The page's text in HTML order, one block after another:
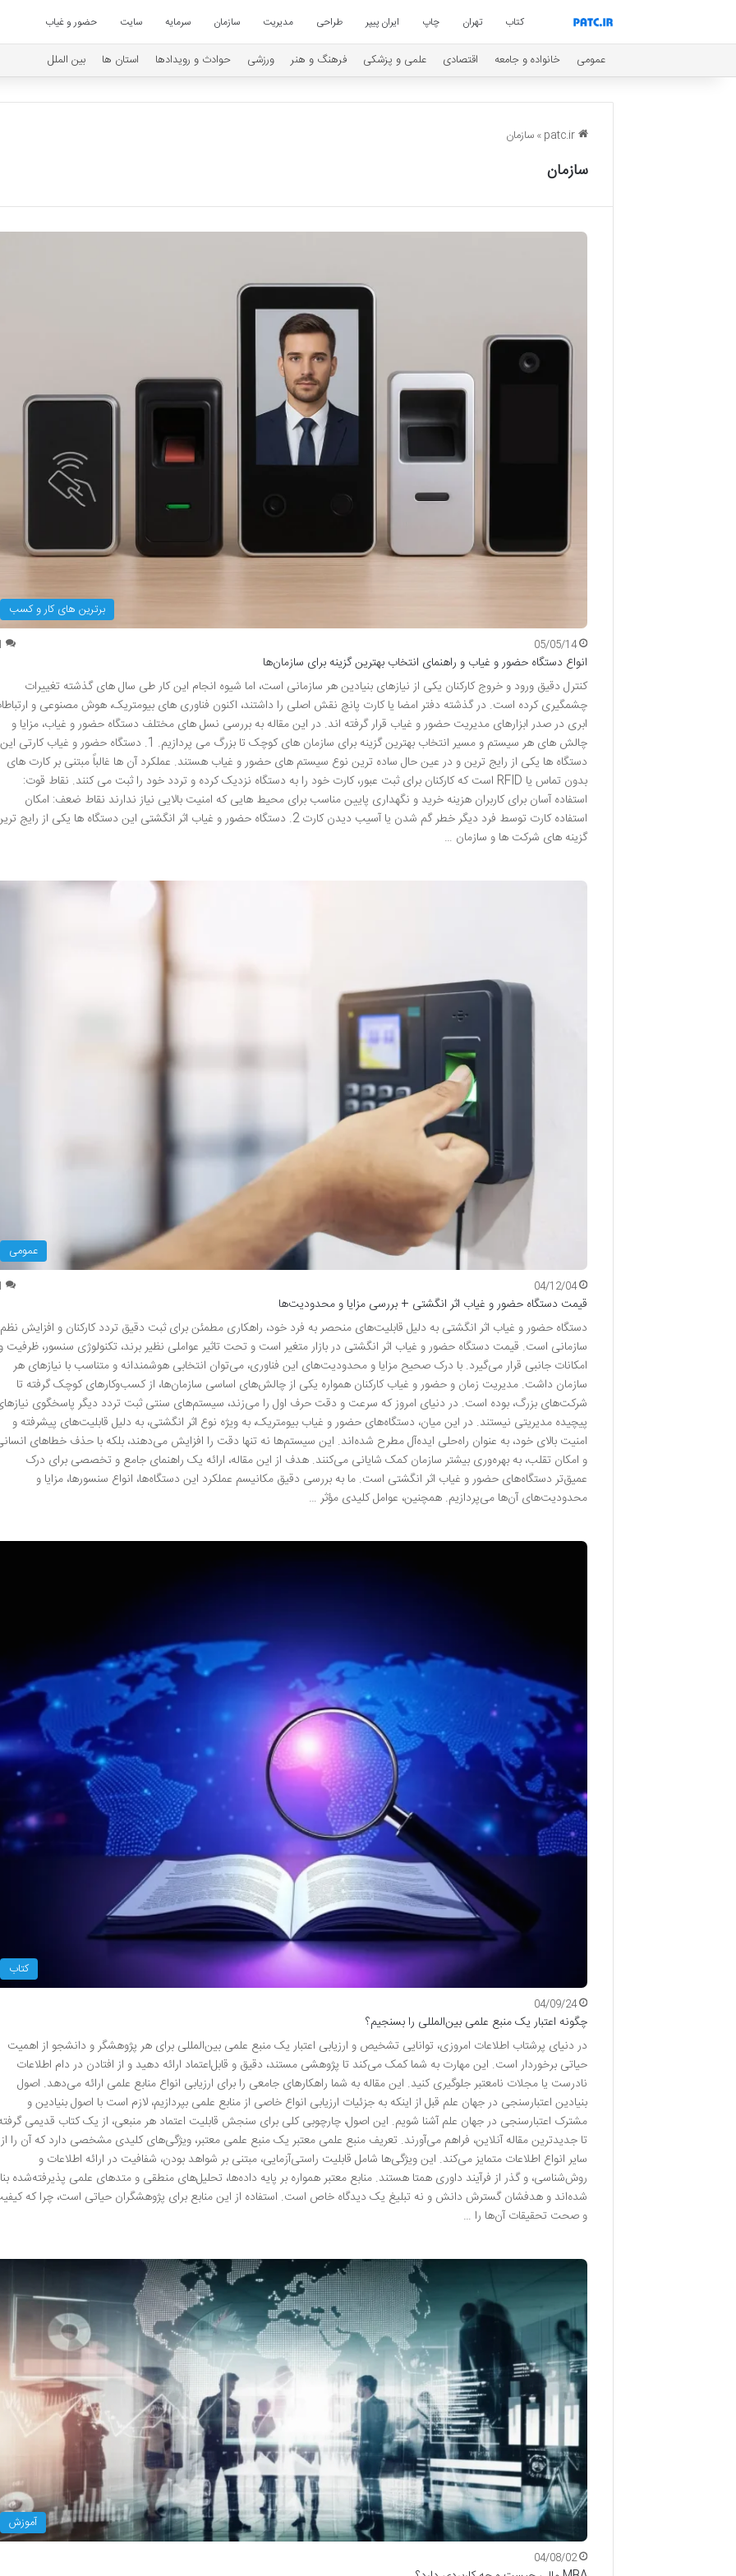
کتاب تهران چاپ ایران پیپر طراحی مدیریت سازمان سرمایه سایت حضور و غیاب
عمومی خانواده و جامعه اقتصادی علمی و پزشکی فرهنگ و هنر ورزشی حوادث و رویدادها استان ها بین الملل
patc.ir
» سازمان
سازمان
برترین های کار و کسب
05/05/14
انواع دستگاه حضور و غیاب و راهنمای انتخاب بهترین گزینه برای سازمان‌ها
کنترل دقیق ورود و خروج کارکنان یکی از نیازهای بنیادین هر سازمانی است، اما شیوه انجام این کار طی سال های گذشته تغییرات
چشمگیری کرده است. در گذشته دفتر امضا یا کارت پانچ نقش اصلی را داشتند، اکنون فناوری های بیومتریک، هوش مصنوعی و
ابری در صدر ابزارهای مدیریت حضور و غیاب قرار گرفته اند. در این مقاله به بررسی نسل های مختلف دستگاه حضور و غیاب، مزایا و
چالش های هر سیستم و مسیر انتخاب بهترین گزینه برای سازمان های کوچک تا بزرگ می پردازیم. 1. دستگاه حضور و غیاب کارتی این
دستگاه ها یکی از رایج ترین و در عین حال ساده ترین نوع سیستم های حضور و غیاب هستند. عملکرد آن ها غالباً مبتنی بر کارت های
بدون تماس یا RFID است که کارکنان برای ثبت عبور، کارت خود را به دستگاه نزدیک کرده و تردد خود را ثبت می کنند. نقاط قوت:
استفاده آسان برای کاربران هزینه خرید و نگهداری پایین مناسب برای محیط هایی که امنیت بالایی نیاز ندارند نقاط ضعف: امکان
استفاده کارت توسط فرد دیگر خطر گم شدن یا آسیب دیدن کارت 2. دستگاه حضور و غیاب اثر انگشتی این دستگاه ها یکی از رایج
گزینه های شرکت ها و سازمان …
عمومی
04/12/04
قیمت دستگاه حضور و غیاب اثر انگشتی + بررسی مزایا و محدودیت‌ها
دستگاه حضور و غیاب اثر انگشتی به دلیل قابلیت‌های منحصر به فرد خود، راهکاری مطمئن برای ثبت دقیق تردد کارکنان و افزایش نظم
سازمانی است. قیمت دستگاه حضور و غیاب اثر انگشتی در بازار متغیر است و تحت تاثیر عواملی نظیر برند، تکنولوژی سنسور، ظرفیت
امکانات جانبی قرار می‌گیرد. با درک صحیح مزایا و محدودیت‌های این فناوری، می‌توان انتخابی هوشمندانه و متناسب با نیازهای هر
سازمان داشت. مدیریت زمان و حضور و غیاب کارکنان همواره یکی از چالش‌های اساسی سازمان‌ها، از کسب‌وکارهای کوچک گرفته تا
شرکت‌های بزرگ، بوده است. در دنیای امروز که سرعت و دقت حرف اول را می‌زند، سیستم‌های سنتی ثبت تردد دیگر پاسخگوی
پیچیده مدیریتی نیستند. در این میان، دستگاه‌های حضور و غیاب بیومتریک، به ویژه نوع اثر انگشتی، به دلیل قابلیت‌های پیشرفته و
امنیت بالای خود، به عنوان راه‌حلی ایده‌آل مطرح شده‌اند. این سیستم‌ها نه تنها دقت را افزایش می‌دهند، بلکه با حذف خطاهای
و امکان تقلب، به بهره‌وری بیشتر سازمان کمک شایانی می‌کنند. هدف از این مقاله، ارائه یک راهنمای جامع و تخصصی برای درک
عمیق‌تر دستگاه‌های حضور و غیاب اثر انگشتی است. ما به بررسی دقیق مکانیسم عملکرد این دستگاه‌ها، انواع سنسورها، مزایا و
محدودیت‌های آن‌ها می‌پردازیم. همچنین، عوامل کلیدی مؤثر …
کتاب
04/09/24
چگونه اعتبار یک منبع علمی بین‌المللی را بسنجیم؟
در دنیای پرشتاب اطلاعات امروزی، توانایی تشخیص و ارزیابی اعتبار یک منبع علمی بین‌المللی برای هر پژوهشگر و دانشجو از اهمیت
حیاتی برخوردار است. این مهارت به شما کمک می‌کند تا پژوهشی مستند، دقیق و قابل‌اعتماد ارائه دهید و از افتادن در دام اطلاعات
نادرست یا مجلات نامعتبر جلوگیری کنید. این مقاله به شما راهکارهای جامعی را برای ارزیابی انواع منابع علمی ارائه می‌دهد. اصول
بنیادین اعتبارسنجی در جهان علم قبل از اینکه به جزئیات ارزیابی انواع خاصی از منابع علمی بپردازیم، لازم است با اصول بنیادین و
مشترک اعتبارسنجی در جهان علم آشنا شویم. این اصول، چارچوبی کلی برای سنجش قابلیت اعتماد هر منبعی، از یک کتاب قدیمی
تا جدیدترین مقاله آنلاین، فراهم می‌آورند. تعریف منبع علمی معتبر یک منبع علمی معتبر، ویژگی‌های کلیدی مشخصی دارد که آن را از
سایر انواع اطلاعات متمایز می‌کند. این ویژگی‌ها شامل قابلیت راستی‌آزمایی، مبتنی بر شواهد بودن، شفافیت در ارائه اطلاعات و
روش‌شناسی، و گذر از فرآیند داوری همتا هستند. منابع معتبر همواره بر پایه داده‌ها، تحلیل‌های منطقی و متدهای علمی پذیرفته‌شده بنا
شده‌اند و هدفشان گسترش دانش و نه تبلیغ یک دیدگاه خاص است. استفاده از این منابع برای پژوهشگران حیاتی است، چرا که
و صحت تحقیقات آن‌ها را …
آموزش
04/08/02